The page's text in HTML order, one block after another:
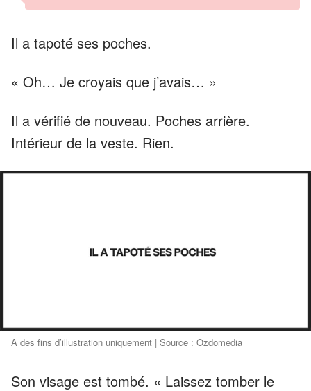
Il a tapoté ses poches.
« Oh… Je croyais que j’avais… »
Il a vérifié de nouveau. Poches arrière.
Intérieur de la veste. Rien.
À des fins d’illustration uniquement | Source : Ozdomedia
Son visage est tombé. « Laissez tomber le